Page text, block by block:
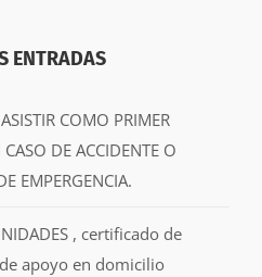
ENTRADAS
COMO PRIMER
DE ACCIDENTE O
EMPERGENCIA.
, certificado de
apoyo en domicilio